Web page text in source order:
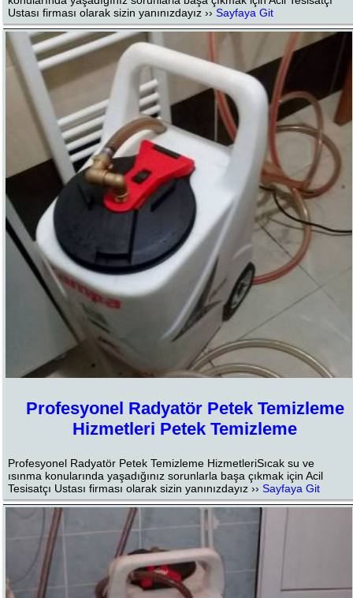
Ustası firması olarak sizin yanınızdayız ››Sayfaya Git
Profesyonel Radyatör Petek Temizleme
Hizmetleri Petek Temizleme
Profesyonel Radyatör Petek Temizleme HizmetleriSıcak su ve
ısınma konularında yaşadığınız sorunlarla başa çıkmak için Acil
Tesisatçı Ustası firması olarak sizin yanınızdayız ››Sayfaya Git